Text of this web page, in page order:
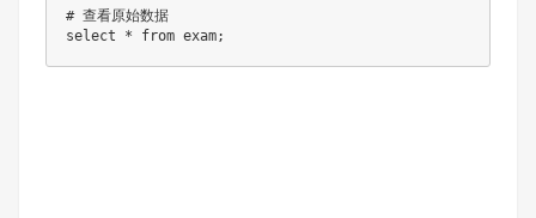
# 查看原始数据
select * from exam;